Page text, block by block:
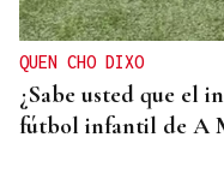
QUEN CHO DIXO
¿Sabe usted que el
fútbol infantil de A